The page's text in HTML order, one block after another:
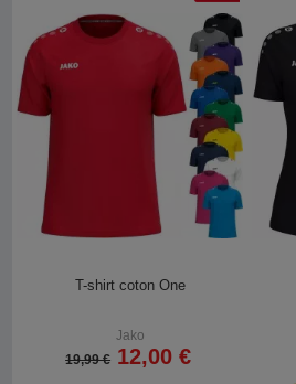
T-shirt coton One
Jako
19,99 € 12,00 €